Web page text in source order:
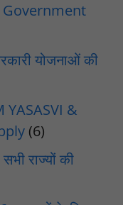
Government
योजनाओं की
YASASVI &
(6)
राज्यों की